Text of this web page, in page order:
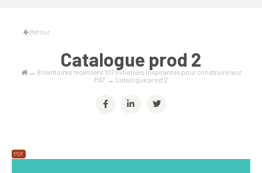
Retour
Catalogue prod 2
→ 8 territoires recensent 107 initiatives inspirantes pour construire leur
PAT → Catalogue prod 2